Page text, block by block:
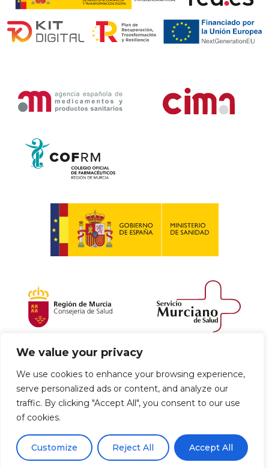
We value your privacy
We use cookies to enhance your browsing experience,
serve personalized ads or content, and analyze our
traffic. By clicking "Accept All", you consent to our use
of cookies.
Customize Reject All Accept All
Política de envío y devoluciones
Política de privacidad Uso de cookies
Declaración de Accesibilidad